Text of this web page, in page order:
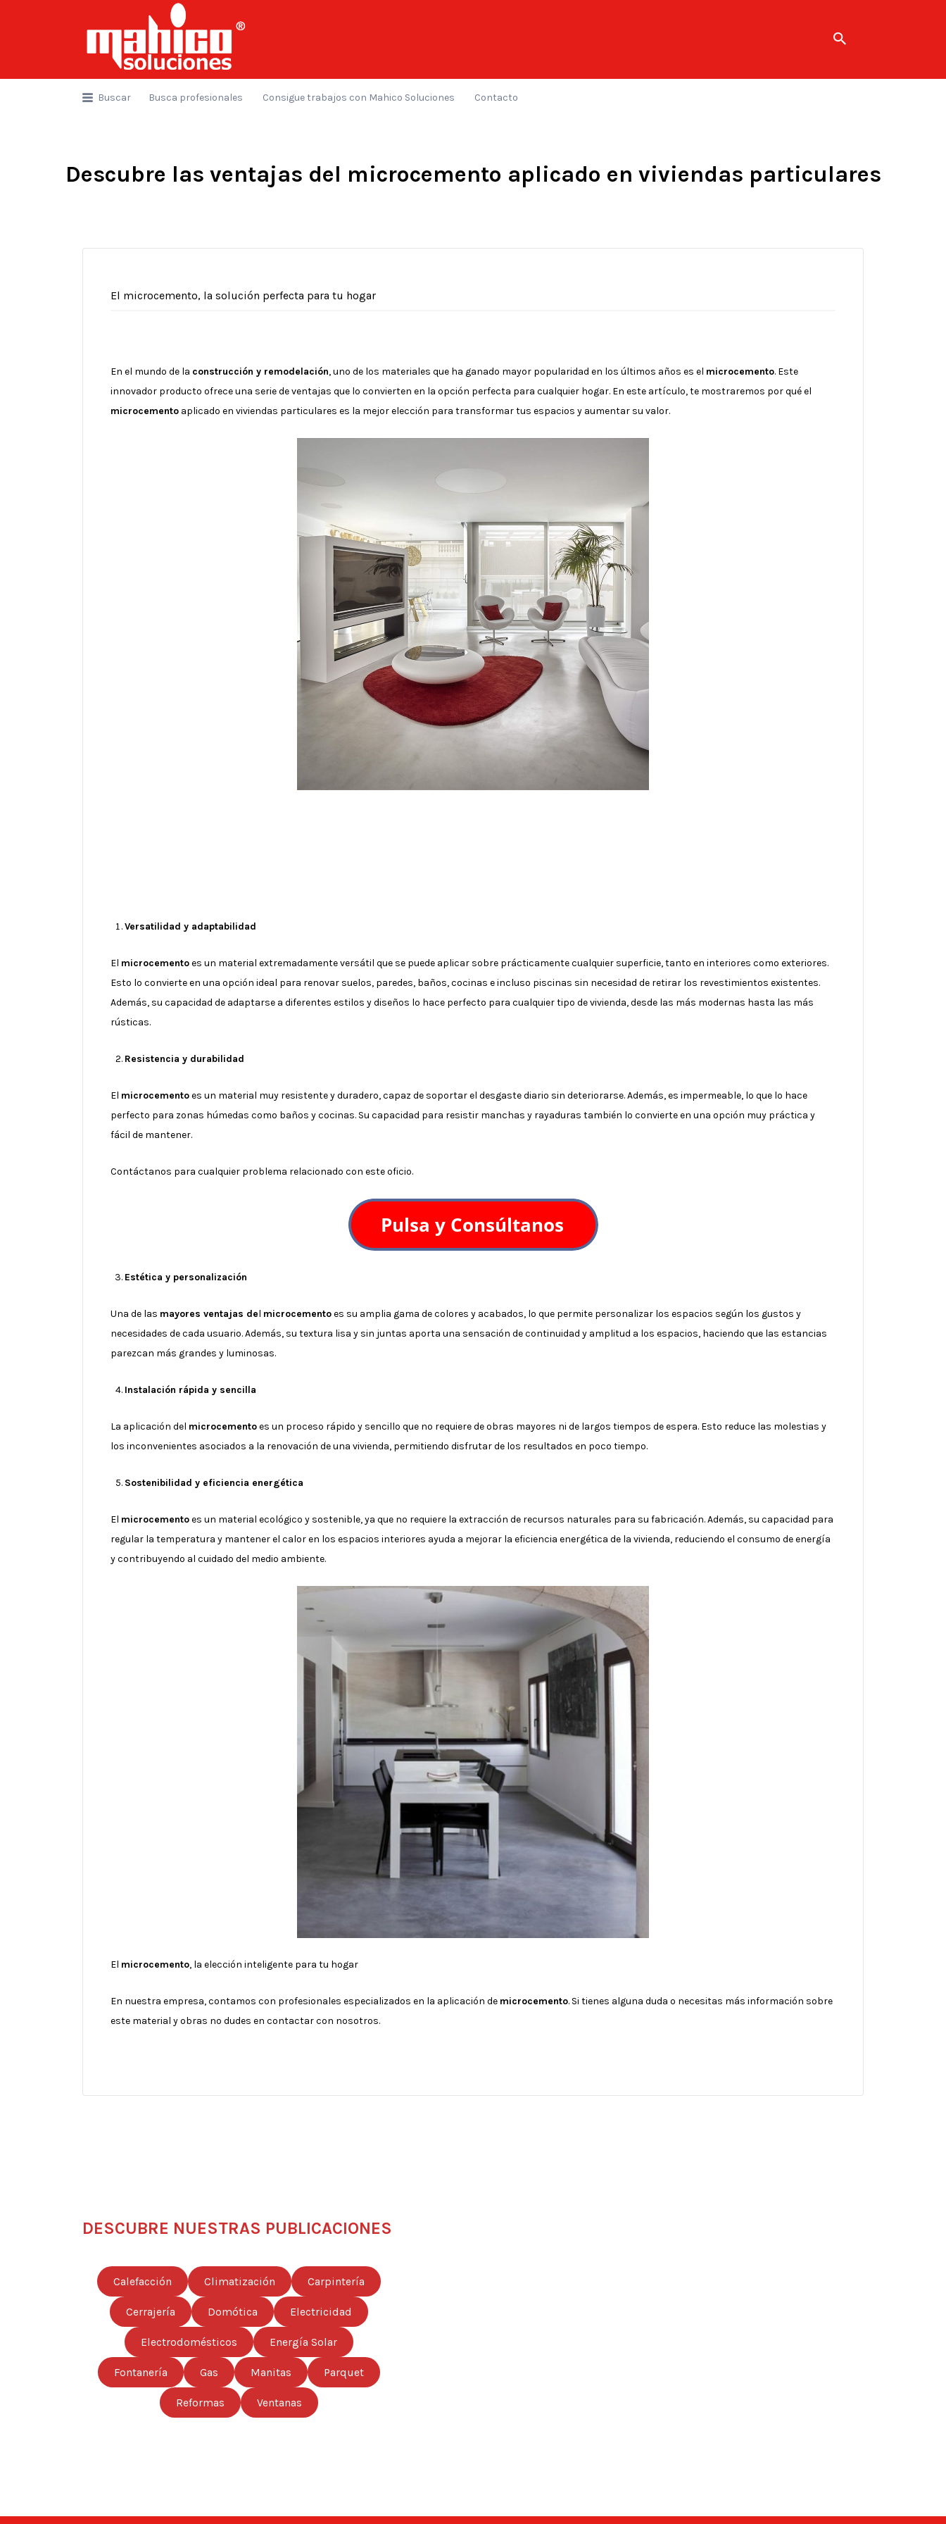
por:
Buscar Busca profesionales Consigue trabajos con Mahico Soluciones Contacto
Descubre las ventajas del microcemento aplicado en viviendas particulares
El microcemento, la solución perfecta para tu hogar
En el mundo de la construcción y remodelación, uno de los materiales que ha ganado mayor popularidad en los últimos años es el microcemento. Este
innovador producto ofrece una serie de ventajas que lo convierten en la opción perfecta para cualquier hogar. En este artículo, te mostraremos por qué el
microcemento aplicado en viviendas particulares es la mejor elección para transformar tus espacios y aumentar su valor.
Versatilidad y adaptabilidad
El microcementoes un material extremadamente versátil que se puede aplicar sobre prácticamente cualquier superficie, tanto en interiores como exteriores.
Esto lo convierte en una opción ideal para renovar suelos, paredes, baños, cocinas e incluso piscinas sin necesidad de retirar los revestimientos existentes.
Además, su capacidad de adaptarse a diferentes estilos y diseños lo hace perfecto para cualquier tipo de vivienda, desde las más modernas hasta las más
rústicas.
Resistencia y durabilidad
El microcementoes un material muy resistente y duradero, capaz de soportar el desgaste diario sin deteriorarse. Además, es impermeable, lo que lo hace
perfecto para zonas húmedas como baños y cocinas. Su capacidad para resistir manchas y rayaduras también lo convierte en una opción muy práctica y
fácil de mantener.
Contáctanos para cualquier problema relacionado con este oficio.
Estética y personalización
Una de las mayores ventajas del microcementoes su amplia gama de colores y acabados, lo que permite personalizar los espacios según los gustos y
necesidades de cada usuario. Además, su textura lisa y sin juntas aporta una sensación de continuidad y amplitud a los espacios, haciendo que las estancias
parezcan más grandes y luminosas.
Instalación rápida y sencilla
La aplicación del microcementoes un proceso rápido y sencillo que no requiere de obras mayores ni de largos tiempos de espera. Esto reduce las molestias y
los inconvenientes asociados a la renovación de una vivienda, permitiendo disfrutar de los resultados en poco tiempo.
Sostenibilidad y eficiencia energética
El microcementoes un material ecológico y sostenible, ya que no requiere la extracción de recursos naturales para su fabricación. Además, su capacidad para
regular la temperatura y mantener el calor en los espacios interiores ayuda a mejorar la eficiencia energética de la vivienda, reduciendo el consumo de energía
y contribuyendo al cuidado del medio ambiente.
El microcemento, la elección inteligente para tu hogar
En nuestra empresa, contamos con profesionales especializados en la aplicación de microcemento. Si tienes alguna duda o necesitas más información sobre
este material y obras no dudes en contactar con nosotros.
DESCUBRE NUESTRAS PUBLICACIONES
Calefacción Climatización Carpintería
Cerrajería Domótica Electricidad
Electrodomésticos Energía Solar
Fontanería Gas Manitas Parquet
Reformas Ventanas